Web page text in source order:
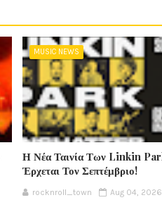
MUSIC NEWS
Η Νέα Ταινία Των Linkin
Έρχεται Τον Σεπτέμβριο!
rocknroll_town Aug 04, 2026